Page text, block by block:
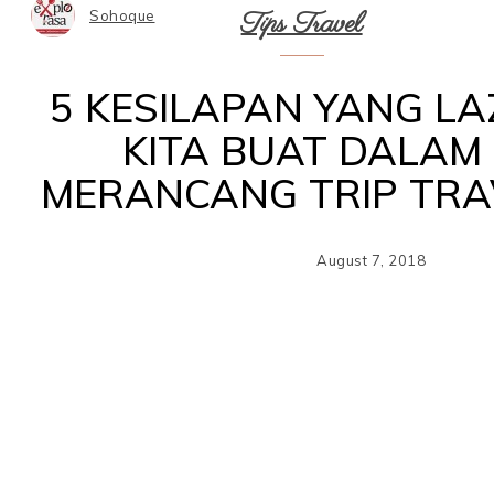
Sohoque Tips Travel
5 KESILAPAN YANG
KITA BUAT DALAM
MERANCANG TRIP
August 7, 2018